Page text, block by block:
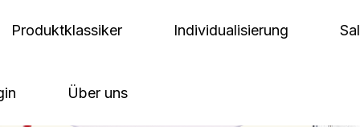
Produktklassiker Individualisierung
Über uns